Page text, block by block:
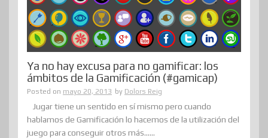
Ya no hay excusa para no gamificar: los
ámbitos de la Gamificación (#gamicap)
Posted on mayo 20, 2013 by Dolors Reig
Jugar tiene un sentido en sí mismo pero cuando
hablamos de Gamificación lo hacemos de la utilización del
juego para conseguir otros más......